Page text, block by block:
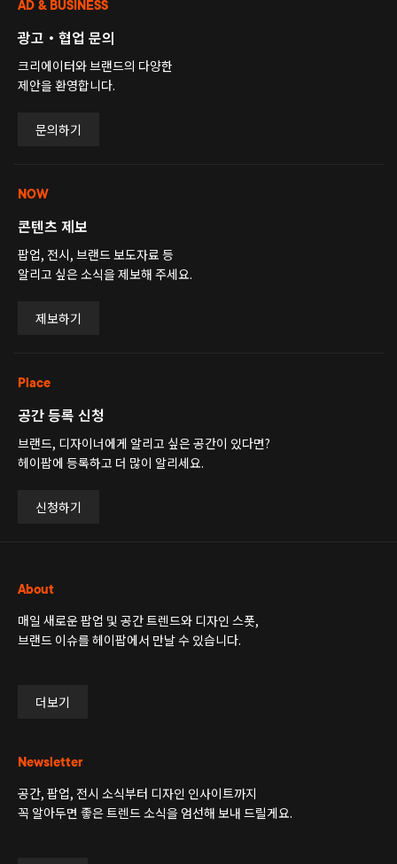
AD & BUSINESS
광고・협업 문의
크리에이터와 브랜드의 다양한
제안을 환영합니다.
문의하기
NOW
콘텐츠 제보
팝업, 전시, 브랜드 보도자료 등
알리고 싶은 소식을 제보해 주세요.
제보하기
Place
공간 등록 신청
브랜드, 디자이너에게 알리고 싶은 공간이 있다면?
헤이팝에 등록하고 더 많이 알리세요.
신청하기
About
매일 새로운 팝업 및 공간 트렌드와 디자인 스폿,
브랜드 이슈를 헤이팝에서 만날 수 있습니다.
더보기
Newsletter
공간, 팝업, 전시 소식부터 디자인 인사이트까지
꼭 알아두면 좋은 트렌드 소식을 엄선해 보내 드릴게요.